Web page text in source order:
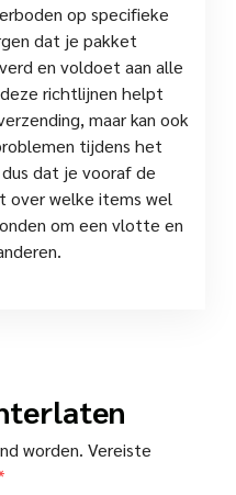
op specifieke
dat je pakket
en voldoet aan alle
richtlijnen helpt
maar kan ook
tijdens het
dat je vooraf de
over welke items wel
om een vlotte en
worden. Vereiste